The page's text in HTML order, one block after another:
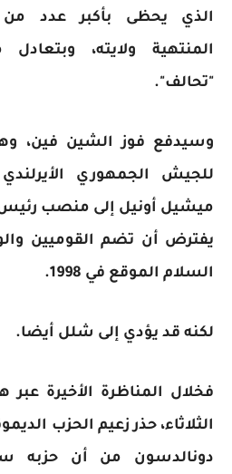
الذي يحظى بأكبر عدد من
المنتهية ولايته،
"تحالف".
وسيدفع فوز الشين فين،
للجيش الجمهوري
ميشيل أونيل إلى منصب رئيس
يفترض أن تضم القوميين
السلام الموقع في 1998.
لكنه قد يؤدي إلى شلل أيضا.
فخلال المناظرة الأخيرة عبر
الثلاثاء، حذر زعيم الحزب
دونالدسون من أن حزبه